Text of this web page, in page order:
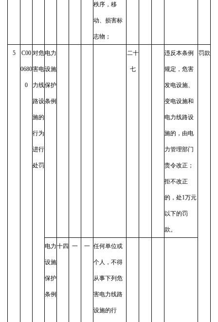
秩序，移
动、损害标
志物；
5 C00
0680
0
对危
害电
力线
路设
施的
行为
进行
处罚
电力
设施
保护
条例
二十
七
违反本条例
规定，危害
发电设施、
变电设施和
电力线路设
施的，由电
力管理部门
责令改正；
拒不改正
的，处1万元
以下的罚
款。
罚款
电力
设施
保护
条例
十四 一 一 任何单位或
个人，不得
从事下列危
害电力线路
设施的行